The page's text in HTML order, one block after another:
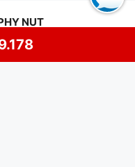
NUT
CANO, MÔTÔ DƯỚI